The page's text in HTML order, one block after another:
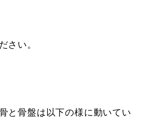
さい。
と骨盤は以下の様に動いてい